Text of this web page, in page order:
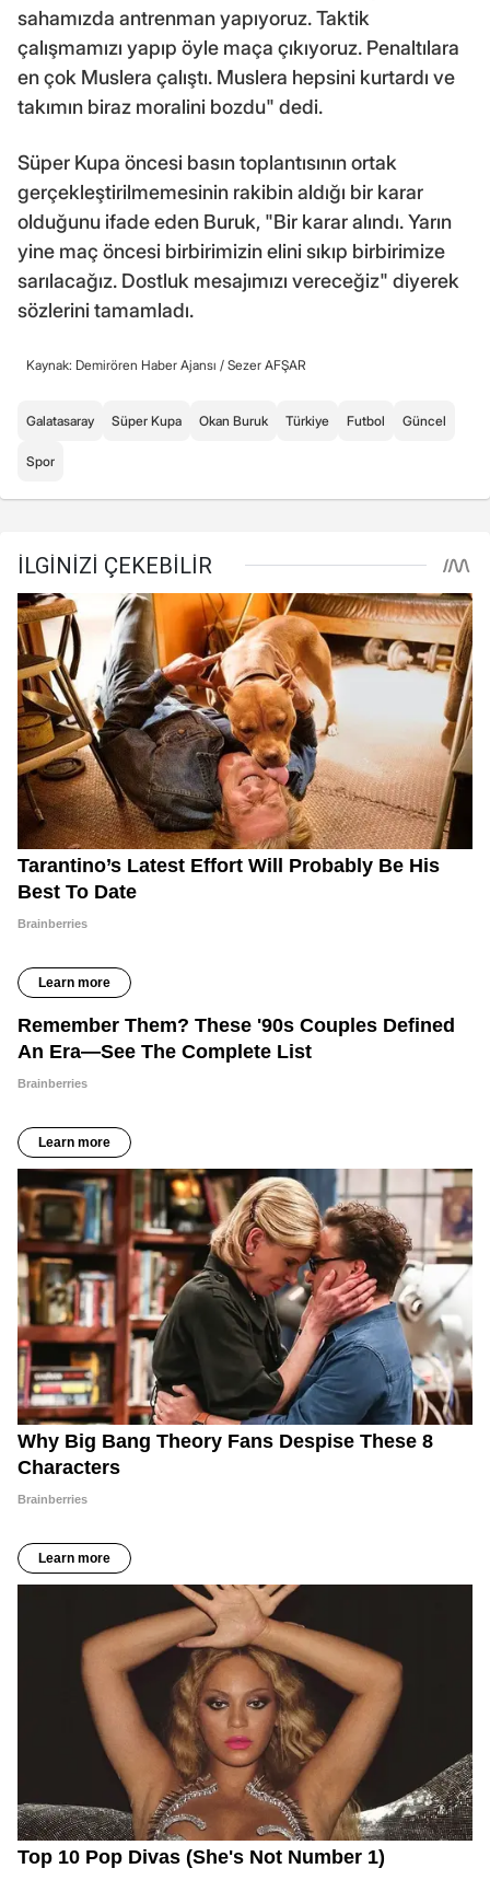
sahamızda antrenman yapıyoruz. Taktik
çalışmamızı yapıp öyle maça çıkıyoruz. Penaltılara
en çok Muslera çalıştı. Muslera hepsini kurtardı ve
takımın biraz moralini bozdu" dedi.
Süper Kupa öncesi basın toplantısının ortak
gerçekleştirilmemesinin rakibin aldığı bir karar
olduğunu ifade eden Buruk, "Bir karar alındı. Yarın
yine maç öncesi birbirimizin elini sıkıp birbirimize
sarılacağız. Dostluk mesajımızı vereceğiz" diyerek
sözlerini tamamladı.
Kaynak: Demirören Haber Ajansı / Sezer AFŞAR
Galatasaray Süper Kupa Okan Buruk Türkiye Futbol Güncel
Spor